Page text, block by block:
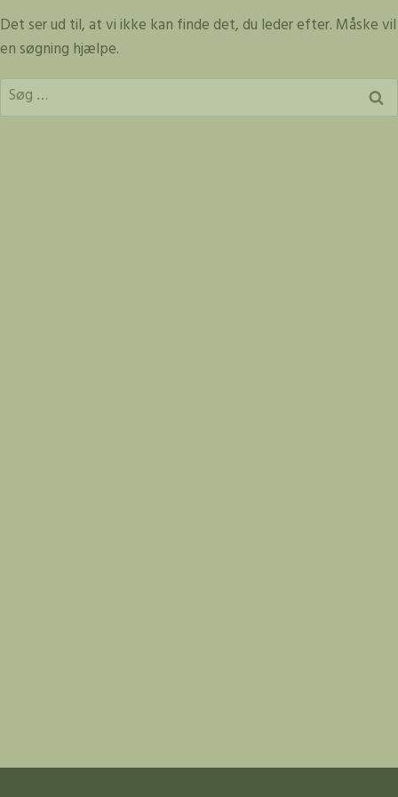
til
indhold
Det ser ud til, at vi ikke kan finde det, du leder efter. Måske vil
en søgning hjælpe.
Søg
efter: